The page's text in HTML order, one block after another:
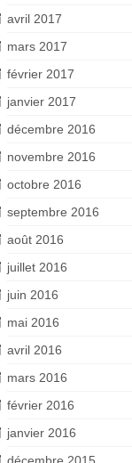
avril 2017
mars 2017
février 2017
janvier 2017
décembre 2016
novembre 2016
octobre 2016
septembre 2016
août 2016
juillet 2016
juin 2016
mai 2016
avril 2016
mars 2016
février 2016
janvier 2016